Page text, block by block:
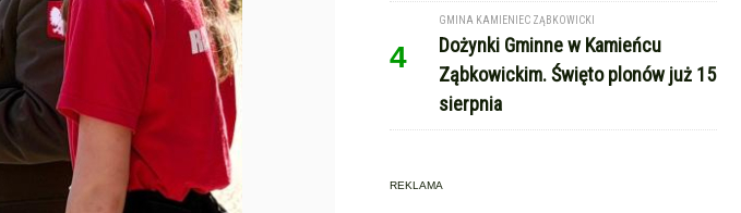
4
GMINA KAMIENIEC ZĄBKOWICKI
Dożynki Gminne w Kamieńcu
Ząbkowickim. Święto plonów już 15
sierpnia
REKLAMA